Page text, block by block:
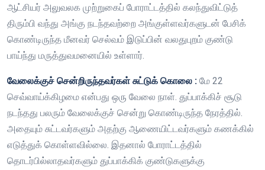
ஆட்சியர் அலுவலக முற்றுகைப் போராட்டத்தில் கலந்துவிட்டுத்
திரும்பி வந்து அங்கு நடந்தவற்றை அங்குள்ளவர்களுடன் பேசிக்
கொண்டிருந்த மீனவர் செல்வம் இடுப்பின் வலதுபுறம் குண்டு
பாய்ந்து மருத்துவமனையில் உள்ளார்.
வேலைக்குச் சென்றிருந்தவர்கள் சுட்டுக் கொலை : மே 22
செவ்வாய்க்கிழமை என்பது ஒரு வேலை நாள். துப்பாக்கிச் சூடு
நடந்தது பலரும் வேலைக்குச் சென்று கொண்டிருந்த நேரத்தில்.
அதையும் சுட்டவர்களும் அதற்கு ஆணையிட்டவர்களும் கணக்கில்
எடுத்துக் கொள்ளவில்லை. இதனால் போராட்டத்தில்
தொடர்பில்லாதவர்களும் துப்பாக்கிக் குண்டுகளுக்கு